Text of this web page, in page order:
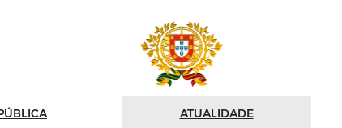
ATUALIDADE